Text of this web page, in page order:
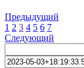
Предыдущий
1 2 3 4 5 6 7
Следующий